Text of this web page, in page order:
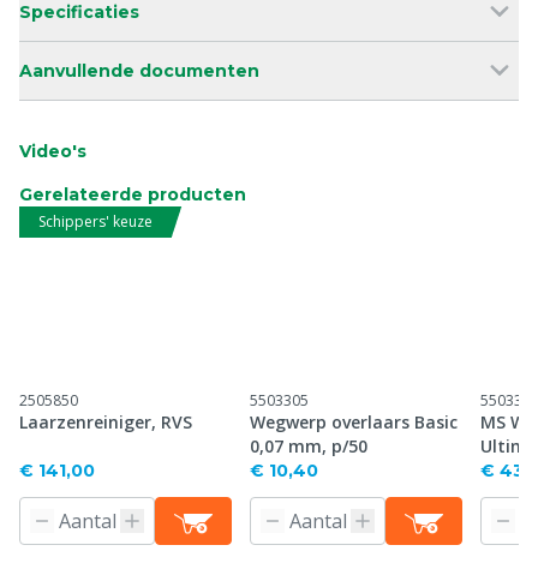
Specificaties
Aanvullende documenten
Video's
Gerelateerde producten
Schippers' keuze
2505850
Laarzenreiniger, RVS
€ 141,00
5503305
Wegwerp overlaars Basic
0,07 mm, p/50
€ 10,40
5503306
MS
€